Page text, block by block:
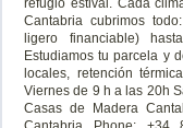
Cantabria cubrimos
ligero financiable)
Estudiamos tu parcela y
locales, retención
Viernes de 9 h a las 20h
Casas de Madera